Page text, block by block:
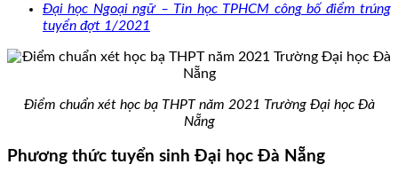
Đại học Ngoại ngữ – Tin học TPHCM công bố điểm trúng
tuyển đợt 1/2021
Điểm chuẩn xét học bạ THPT năm 2021 Trường Đại học Đà
Nẵng
Phương thức tuyển sinh Đại học Đà Nẵng